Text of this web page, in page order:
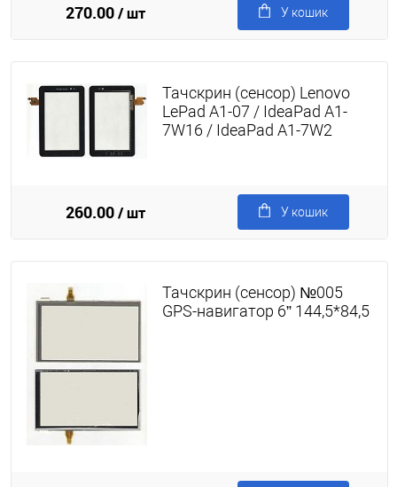
270.00/ шт У кошик
Тачскрин (сенсор) Lenovo
LePad A1-07 / IdeaPad A1-
7W16 / IdeaPad A1-7W2
260.00/ шт У кошик
Тачскрин (сенсор) №005
GPS-навигатор 6” 144,5*84,5